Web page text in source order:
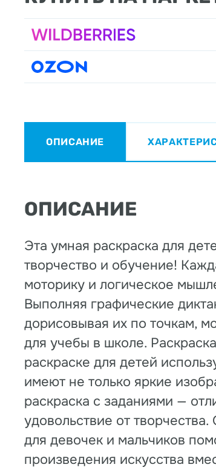
ОПИСАНИЕ
ОПИСАНИЕ
Эта умная раскраска для
творчество и обучение!
моторику и логическое
Выполняя графические
дорисовывая их по точкам,
для учебы в школе.
раскраске для детей
имеют не только яркие
раскраска с заданиями —
удовольствие от
для девочек и мальчиков
произведения искусства